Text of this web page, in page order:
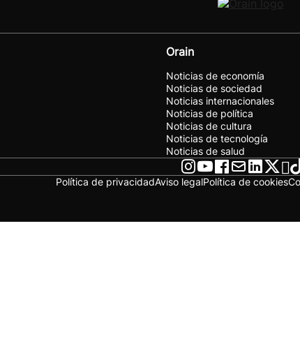
Orain
Noticias de economía
Noticias de sociedad
Noticias internacionales
Noticias de política
Noticias de cultura
Noticias de tecnología
Noticias de salud
Política de privacidadAviso legalPolítica de cookies